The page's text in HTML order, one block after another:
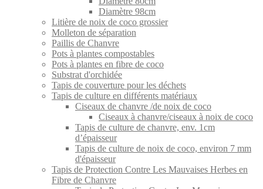
Diamètre 98cm
Litière de noix de coco grossier
Molleton de séparation
Paillis de Chanvre
Pots à plantes compostables
Pots à plantes en fibre de coco
Substrat d'orchidée
Tapis de couverture pour les déchets
Tapis de culture en différents matériaux
Ciseaux de chanvre /de noix de coco
Ciseaux à chanvre/ciseaux à noix de coco
Tapis de culture de chanvre, env. 1cm
d’épaisseur
Tapis de culture de noix de coco, environ 7 mm
d'épaisseur
Tapis de Protection Contre Les Mauvaises Herbes en
Fibre de Chanvre